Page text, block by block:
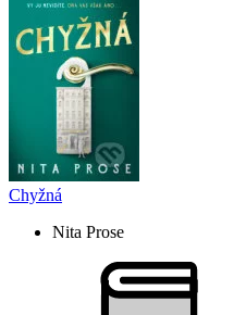
Chyžná
Nita Prose